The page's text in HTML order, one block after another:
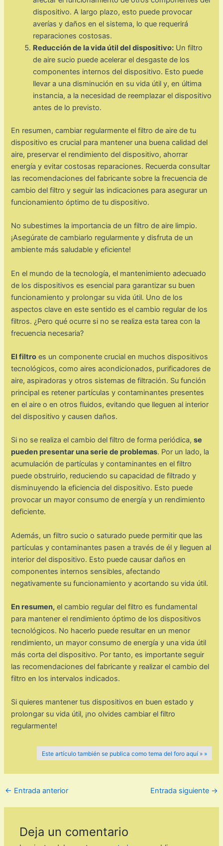
dispositivo. A largo plazo, esto puede provocar
averías y daños en el sistema, lo que requerirá
reparaciones costosas.
Reducción de la vida útil del dispositivo: Un filtro
de aire sucio puede acelerar el desgaste de los
componentes internos del dispositivo. Esto puede
llevar a una disminución en su vida útil y, en última
instancia, a la necesidad de reemplazar el dispositivo
antes de lo previsto.
En resumen, cambiar regularmente el filtro de aire de tu
dispositivo es crucial para mantener una buena calidad del
aire, preservar el rendimiento del dispositivo, ahorrar
energía y evitar costosas reparaciones. Recuerda consultar
las recomendaciones del fabricante sobre la frecuencia de
cambio del filtro y seguir las indicaciones para asegurar un
funcionamiento óptimo de tu dispositivo.
No subestimes la importancia de un filtro de aire limpio.
¡Asegúrate de cambiarlo regularmente y disfruta de un
ambiente más saludable y eficiente!
En el mundo de la tecnología, el mantenimiento adecuado
de los dispositivos es esencial para garantizar su buen
funcionamiento y prolongar su vida útil. Uno de los
aspectos clave en este sentido es el cambio regular de los
filtros. ¿Pero qué ocurre si no se realiza esta tarea con la
frecuencia necesaria?
El filtro es un componente crucial en muchos dispositivos
tecnológicos, como aires acondicionados, purificadores de
aire, aspiradoras y otros sistemas de filtración. Su función
principal es retener partículas y contaminantes presentes
en el aire o en otros fluidos, evitando que lleguen al interior
del dispositivo y causen daños.
Si no se realiza el cambio del filtro de forma periódica,se
pueden presentar una serie de problemas. Por un lado, la
acumulación de partículas y contaminantes en el filtro
puede obstruirlo, reduciendo su capacidad de filtrado y
disminuyendo la eficiencia del dispositivo. Esto puede
provocar un mayor consumo de energía y un rendimiento
deficiente.
Además, un filtro sucio o saturado puede permitir que las
partículas y contaminantes pasen a través de él y lleguen al
interior del dispositivo. Esto puede causar daños en
componentes internos sensibles, afectando
negativamente su funcionamiento y acortando su vida útil.
En resumen, el cambio regular del filtro es fundamental
para mantener el rendimiento óptimo de los dispositivos
tecnológicos. No hacerlo puede resultar en un menor
rendimiento, un mayor consumo de energía y una vida útil
más corta del dispositivo. Por tanto, es importante seguir
las recomendaciones del fabricante y realizar el cambio del
filtro en los intervalos indicados.
Si quieres mantener tus dispositivos en buen estado y
prolongar su vida útil, ¡no olvides cambiar el filtro
regularmente!
Este artículo también se publica como tema del foro aquí » »
← Entrada anterior Entrada siguiente →
Deja un comentario